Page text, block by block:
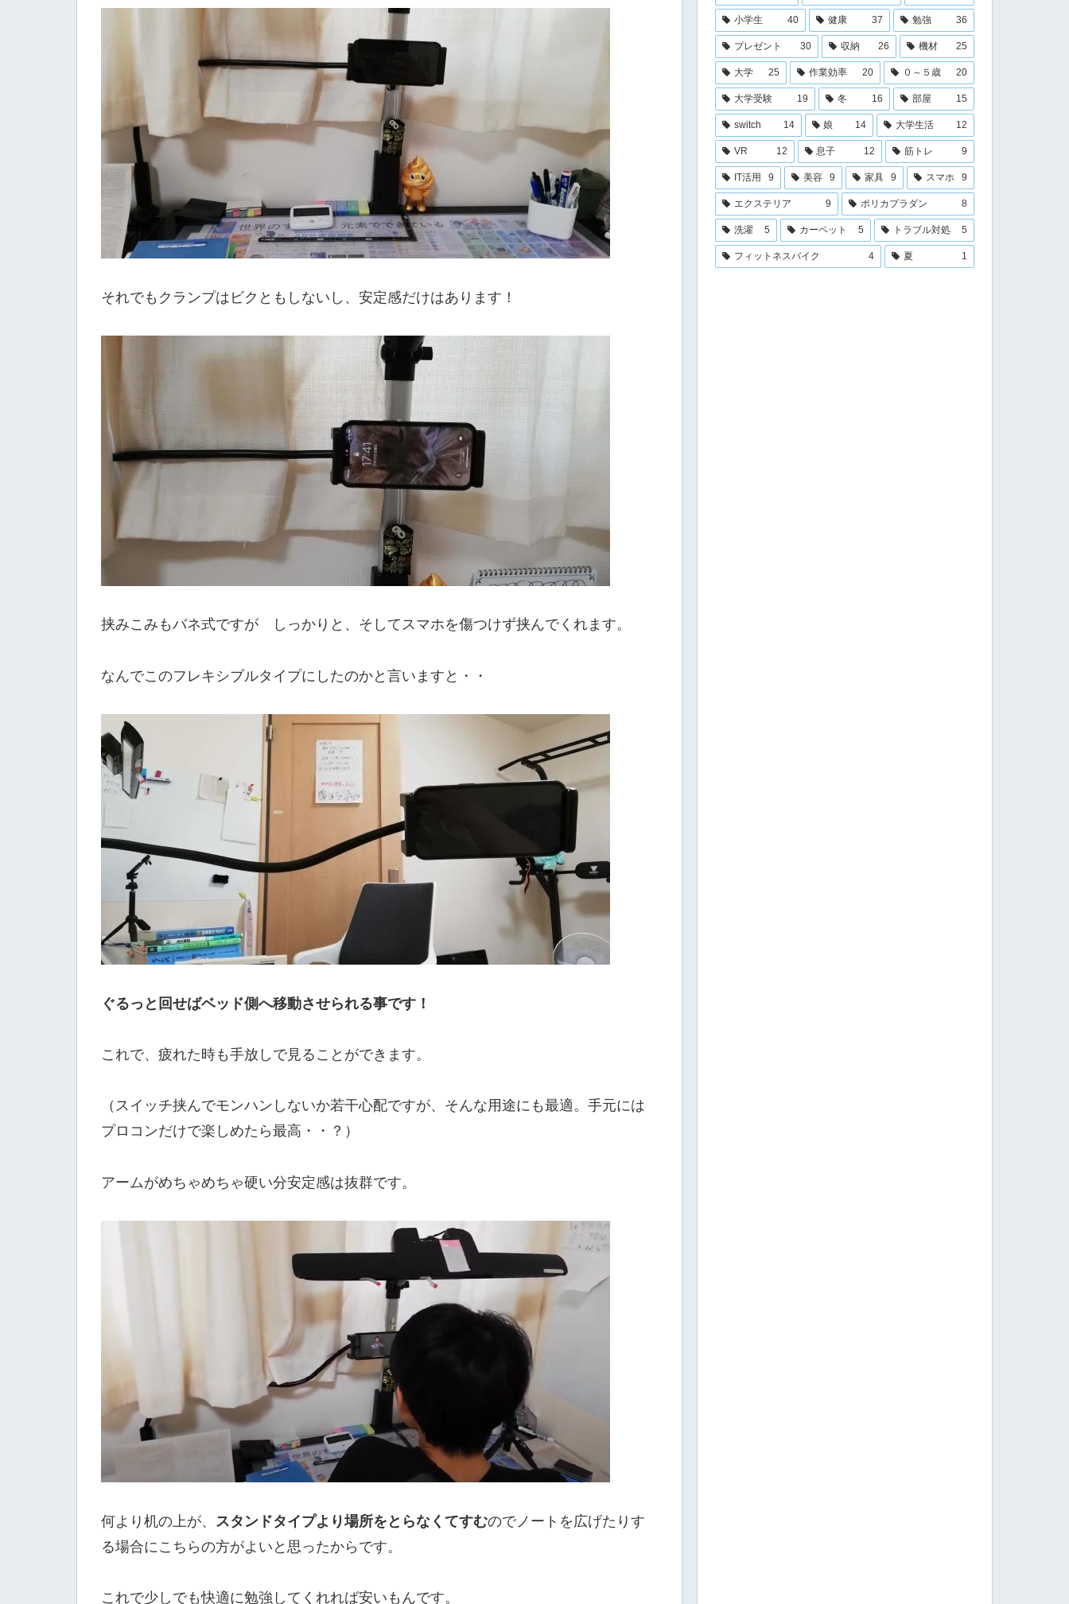
それでもクランプはビクともしないし、安定感だけはあります！
挟みこみもバネ式ですが しっかりと、そしてスマホを傷つけず挟んでくれます。
なんでこのフレキシブルタイプにしたのかと言いますと・・
ぐるっと回せばベッド側へ移動させられる事です！
これで、疲れた時も手放しで見ることができます。
（スイッチ挟んでモンハンしないか若干心配ですが、そんな用途にも最適。手元には
プロコンだけで楽しめたら最高・・？）
アームがめちゃめちゃ硬い分安定感は抜群です。
何より机の上が、 スタンドタイプより場所をとらなくてすむのでノートを広げたりす
る場合にこちらの方がよいと思ったからです。
これで少しでも快適に勉強してくれれば安いもんです。
小学生 40 健康 37 勉強 36
プレゼント 30 収納 26 機材 25
大学 25 作業効率 20 ０～５歳 20
大学受験 19 冬 16 部屋 15
switch 14 娘 14 大学生活 12
VR 12 息子 12 筋トレ 9
IT活用 9 美容 9 家具 9 スマホ 9
エクステリア 9 ポリカプラダン 8
洗濯 5 カーペット 5 トラブル対処 5
フィットネスバイク 4 夏 1